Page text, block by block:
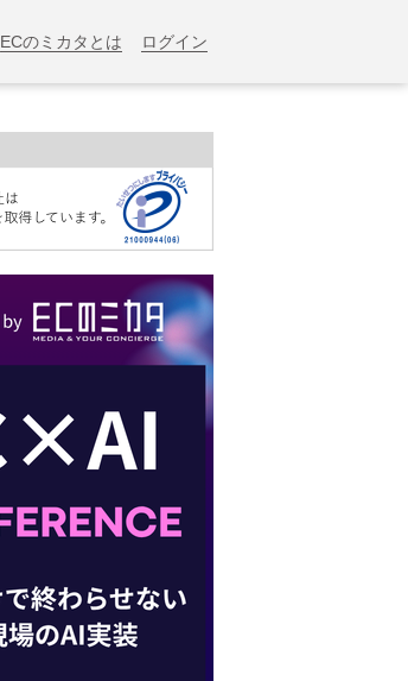
ECのミカタとは ログイン